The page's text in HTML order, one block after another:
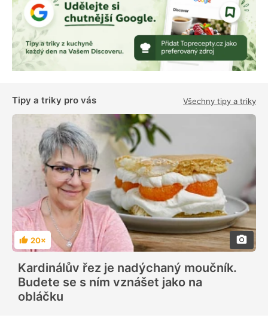
Tipy a triky pro vás Všechny tipy a triky
H
o
n
o
c
n
20×
Kardinálův řez je nadýchaný moučník.
Budete se s ním vznášet jako na
obláčku